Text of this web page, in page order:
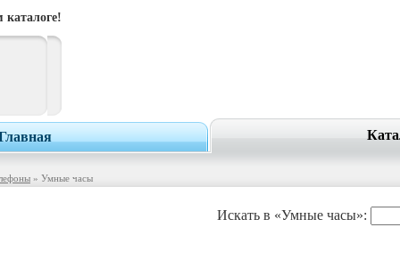
» Умные часы
Искать в «Умные часы»: